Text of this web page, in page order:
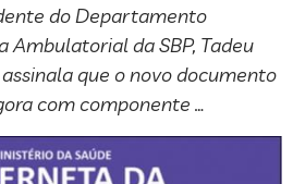
do Departamento
Ambulatorial da SBP, Tadeu
que o novo documento
com componente …